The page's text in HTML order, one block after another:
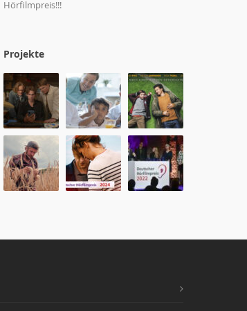
Hörfilmpreis!!!
Projekte